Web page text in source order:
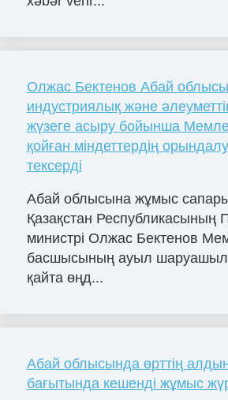
Олжас Бектенов Абай
индустриялық және
жүзеге асыру бойынша
қойған міндеттердің
тексерді
Абай облысына жұмыс
Қазақстан Республикасының
министрі Олжас Бектенов
басшысының ауыл
қайта өңд...
Абай облысында өрттің
бағытында кешенді жұмыс